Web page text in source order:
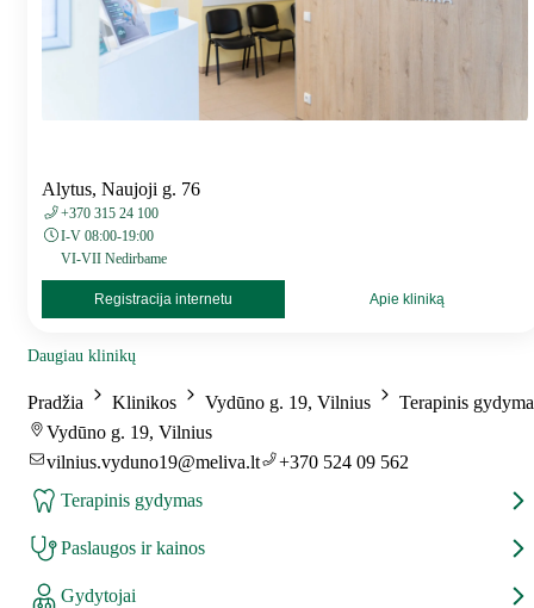
Alytus, Naujoji g. 76
+370 315 24 100
I-V 08:00-19:00
VI-VII Nedirbame
Registracija internetu Apie kliniką
Daugiau klinikų
Pradžia Klinikos Vydūno g. 19, Vilnius
Terapinis
Vydūno g. 19, Vilnius
vilnius.vyduno19@meliva.lt
+370 524 09 562
Terapinis gydymas
Paslaugos ir kainos
Gydytojai